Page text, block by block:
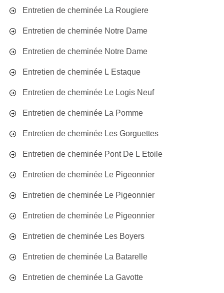
Entretien de cheminée La Rougiere
Entretien de cheminée Notre Dame
Entretien de cheminée Notre Dame
Entretien de cheminée L Estaque
Entretien de cheminée Le Logis Neuf
Entretien de cheminée La Pomme
Entretien de cheminée Les Gorguettes
Entretien de cheminée Pont De L Etoile
Entretien de cheminée Le Pigeonnier
Entretien de cheminée Le Pigeonnier
Entretien de cheminée Le Pigeonnier
Entretien de cheminée Les Boyers
Entretien de cheminée La Batarelle
Entretien de cheminée La Gavotte